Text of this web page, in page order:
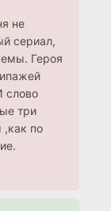
не
сериал,
Героя
слово
три
,как по